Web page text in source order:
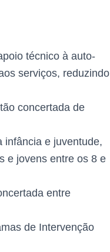
técnico à auto-
serviços, reduzindo
concertada de
infância e juventude,
e jovens entre os 8 e
entre
de Intervenção